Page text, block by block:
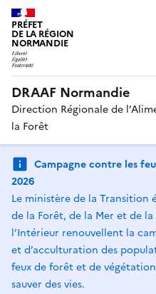
PRÉFET
DE LA RÉGION
NORMANDIE
DRAAF Normandie
Direction Régionale de
la Forêt
Campagne contre les
2026
Le ministère de la Transition
de la Forêt, de la Mer et de
l’Intérieur renouvellent la
et d’acculturation des
feux de forêt et de
sauver des vies.